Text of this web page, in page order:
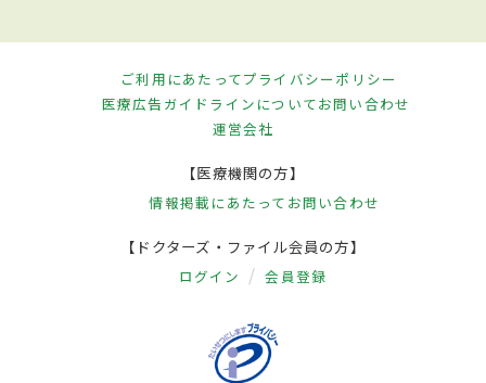
ご利用にあたってプライバシーポリシー
医療広告ガイドラインについてお問い合わせ
運営会社
【医療機関の方】
情報掲載にあたって お問い合わせ
【ドクターズ・ファイル会員の方】
ログイン 会員登録